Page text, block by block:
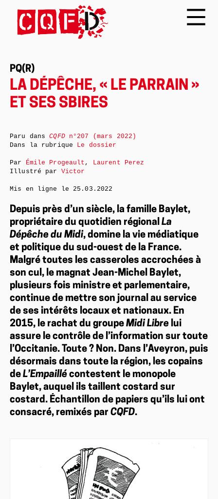
PQ(R)
LA DÉPÊCHE, « LE PARRAIN »
ET SES SBIRES
Depuis près d’un siècle, la famille Baylet,
propriétaire du quotidien régional La
Dépêche du Midi, domine la vie médiatique
et politique du sud-ouest de la France.
Malgré toutes les casseroles accrochées à
son cul, le magnat Jean-Michel Baylet,
plusieurs fois ministre et parlementaire,
continue de mettre son journal au service
de ses intérêts locaux et nationaux. En
2015, le rachat du groupe Midi Libre lui
assure le contrôle de l’information sur toute
l’Occitanie. Toute ? Non. Dans l’Aveyron, puis
désormais dans toute la région, les copains
de L’Empaillé contestent le monopole
Baylet, auquel ils taillent costard sur
costard. Échantillon de papiers qu’ils lui ont
consacré, remixés par CQFD.
Paru dansCQFDn°207 (mars 2022)
Dans la rubrique Le dossier
Par Émile Progeault , Laurent Perez
Illustré par Victor
Mis en ligne le 25.03.2022